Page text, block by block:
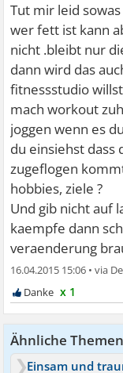
Tut mir leid
wer fett ist kann
nicht .bleibt nur
dann wird das
fitnessstudio
mach workout
joggen wenn es
du einsiehst dass
zugeflogen
hobbies, ziele ?
Und gib nicht auf
kaempfe dann
veraenderung
16.04.2015 15:06 •
x 1
Ähnliche Themen
Einsam und